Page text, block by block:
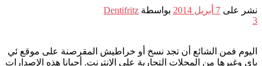
نشر على 7 أبريل 2014 بواسطة Dentifritz
3
اليوم فمن الشائع أن تجد نسخ أو خراطيش المقرصنة على موقع ئي
باي وغيرها من المحلات التجارية على الإنترنت. أحيانا هذه الإصدارات